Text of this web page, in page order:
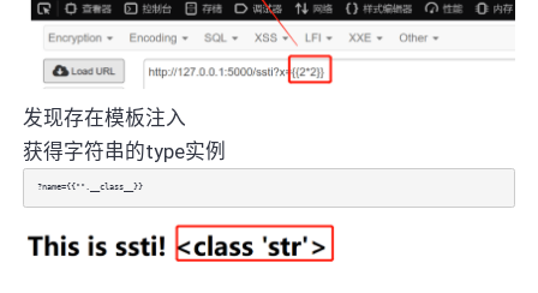
发现存在模板注入
获得字符串的type实例
?name={{"".__class__}}